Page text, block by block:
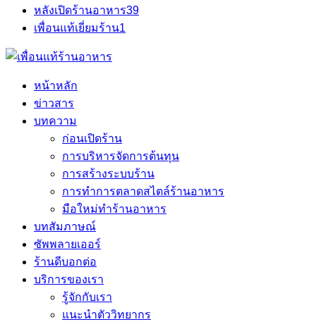
หลังเปิดร้านอาหาร39
เพื่อนแท้เยี่ยมร้าน1
หน้าหลัก
ข่าวสาร
บทความ
ก่อนเปิดร้าน
การบริหารจัดการต้นทุน
การสร้างระบบร้าน
การทำการตลาดสไตล์ร้านอาหาร
มือใหม่ทำร้านอาหาร
บทสัมภาษณ์
ซัพพลายเออร์
ร้านดีบอกต่อ
บริการของเรา
รู้จักกับเรา
แนะนำตัววิทยากร